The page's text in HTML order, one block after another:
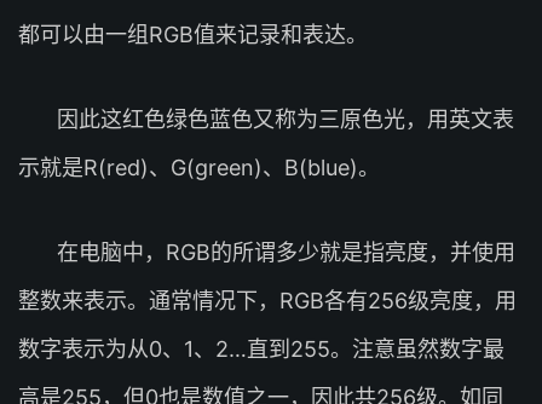
都可以由一组RGB值来记录和表达。
因此这红色绿色蓝色又称为三原色光，用英文表
示就是R(red)、G(green)、B(blue)。
在电脑中，RGB的所谓多少就是指亮度，并使用
整数来表示。通常情况下，RGB各有256级亮度，用
数字表示为从0、1、2…直到255。注意虽然数字最
高是255，但0也是数值之一，因此共256级。如同